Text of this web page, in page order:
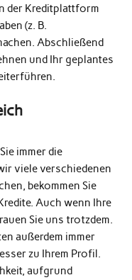
der Kreditplattform
(z. B.
Abschließend
und Ihr geplantes
immer die
viele verschiedenen
bekommen Sie
Auch wenn Ihre
Sie uns trotzdem.
außerdem immer
zu Ihrem Profil.
aufgrund